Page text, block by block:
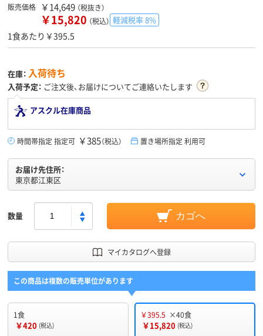
販売価格 ￥14,649 （税抜き）
￥15,820 （税込） 軽減税率 8%
1食あたり￥395.5
在庫： 入荷待ち
入荷予定： ご注文後、お届けについてご連絡いたします
アスクル在庫商品
時間帯指定 指定可 ￥385（税込） 置き場所指定 利用可
お届け先住所：
東京都江東区
数量 カゴへ
マイカタログへ登録
この商品は複数の販売単位があります
1食
￥420 (税込)
￥395.5 ×40食
￥15,820 (税込)